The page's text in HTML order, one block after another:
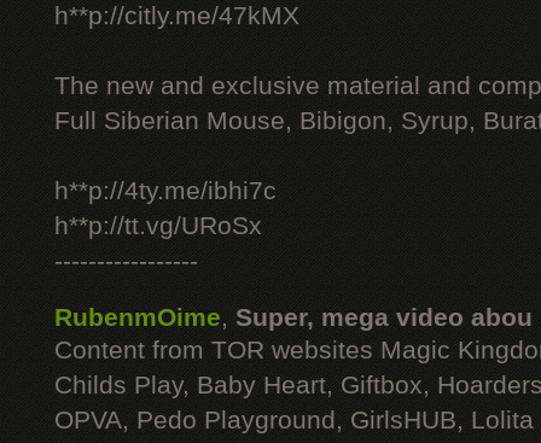
h**p://citly.me/47kMX
The new and exclusive material and
Full Siberian Mouse, Bibigon, Syrup,
h**p://4ty.me/ibhi7c
h**p://tt.vg/URoSx
-----------------
RubenmOime, Super, mega video abou
Content from TOR websites Magic
Childs Play, Baby Heart, Giftbox,
OPVA, Pedo Playground, GirlsHUB, Lolita